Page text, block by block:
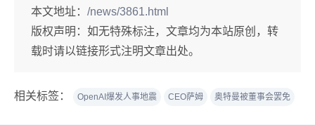
本文地址： /news/3861.html
版权声明： 如无特殊标注，文章均为本站原创，转
载时请以链接形式注明文章出处。
相关标签： OpenAI爆发人事地震 CEO萨姆 奥特曼被董事会罢免